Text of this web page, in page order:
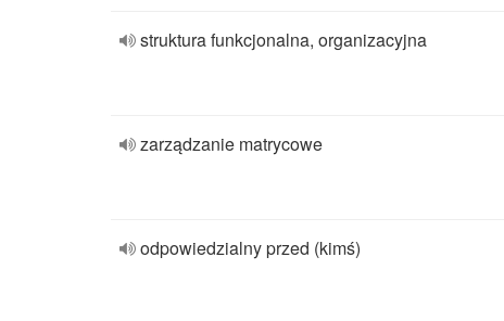
struktura funkcjonalna, organizacyjna
zarządzanie matrycowe
odpowiedzialny przed (kimś)